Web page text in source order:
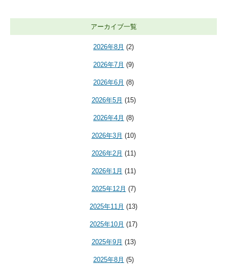
アーカイブ一覧
2026年8月 (2)
2026年7月 (9)
2026年6月 (8)
2026年5月 (15)
2026年4月 (8)
2026年3月 (10)
2026年2月 (11)
2026年1月 (11)
2025年12月 (7)
2025年11月 (13)
2025年10月 (17)
2025年9月 (13)
2025年8月 (5)